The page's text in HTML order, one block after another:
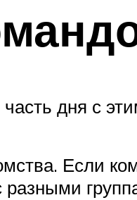
дня с
Если
разными